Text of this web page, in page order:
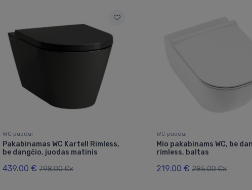
WC puodai
Pakabinamas WC Kartell Rimless,
be dangčio, juodas matinis
439.00 € 798.00 €x
WC puodai
Mio pakabinams WC, be
rimless, baltas
219.00 € 285.00 €x